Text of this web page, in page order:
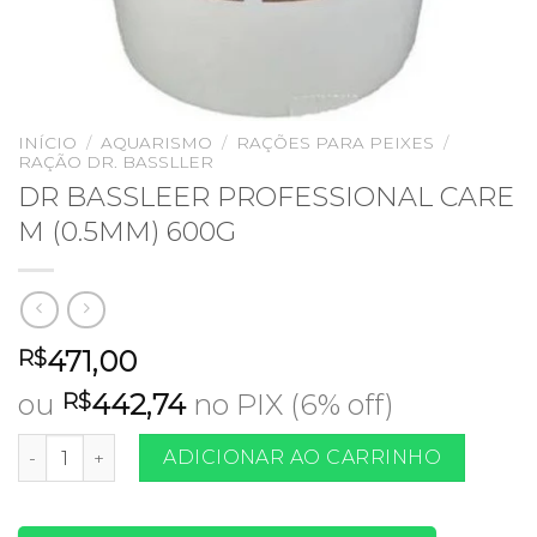
INÍCIO / AQUARISMO / RAÇÕES PARA PEIXES /
RAÇÃO DR. BASSLLER
DR BASSLEER PROFESSIONAL CARE
M (0.5MM) 600G
R$471,00
ou R$442,74 no PIX (6% off)
DR BASSLEER PROFESSIONAL CARE M (0.5MM) 600G
ADICIONAR AO CARRINHO